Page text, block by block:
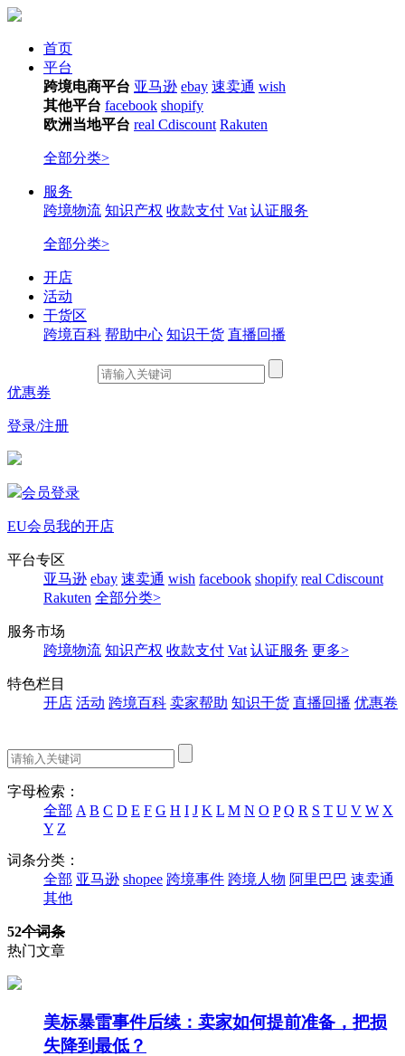
首页
平台
跨境电商平台 亚马逊 ebay 速卖通 wish
其他平台 facebook shopify
欧洲当地平台 real Cdiscount Rakuten
全部分类>
服务
跨境物流 知识产权 收款支付 Vat 认证服务
全部分类>
开店
活动
干货区
跨境百科 帮助中心 知识干货 直播回播
优惠券
登录/注册
会员登录
EU会员我的开店
平台专区
亚马逊 ebay 速卖通 wish facebook shopify real Cdiscount
Rakuten 全部分类>
服务市场
跨境物流 知识产权 收款支付 Vat 认证服务 更多>
特色栏目
开店 活动 跨境百科 卖家帮助 知识干货 直播回播 优惠卷
字母检索：
全部 A B C D E F G H I J K L M N O P Q R S T U V W X
Y Z
词条分类：
全部 亚马逊 shopee 跨境事件 跨境人物 阿里巴巴 速卖通
其他
52个词条
热门文章
美标暴雷事件后续：卖家如何提前准备，把损
失降到最低？